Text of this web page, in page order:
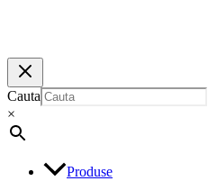
Cauta
×
Produse